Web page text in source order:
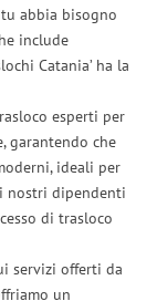
tu abbia bisogno
include
Catania’ ha la
esperti per
garantendo che
ideali per
nostri dipendenti
di trasloco
servizi offerti da
un